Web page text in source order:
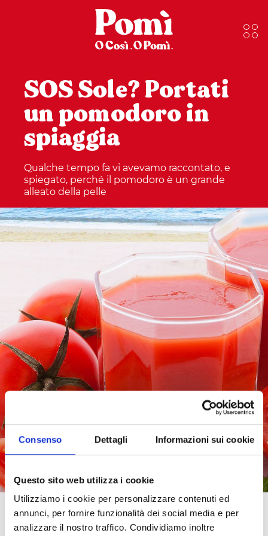
Consenso Dettagli Informazioni sui cookie
Questo sito web utilizza i cookie
Utilizziamo i cookie per personalizzare contenuti ed
annunci, per fornire funzionalità dei social media e per
analizzare il nostro traffico. Condividiamo inoltre
SOS Sole? Portati
un pomodoro in
spiaggia
Qualche tempo fa vi avevamo raccontato, e
spiegato, perché il pomodoro è un grande
alleato della pelle
Qualche tempo fa vi avevamo raccontato, e
spiegato, perché il pomodoro è un grande alleato